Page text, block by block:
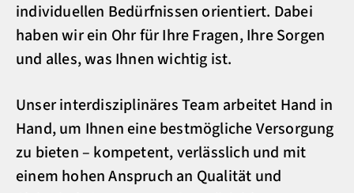
individuellen Bedürfnissen orientiert. Dabei
haben wir ein Ohr für Ihre Fragen, Ihre Sorgen
und alles, was Ihnen wichtig ist.
Unser interdisziplinäres Team arbeitet Hand in
Hand, um Ihnen eine bestmögliche Versorgung
zu bieten – kompetent, verlässlich und mit
einem hohen Anspruch an Qualität und